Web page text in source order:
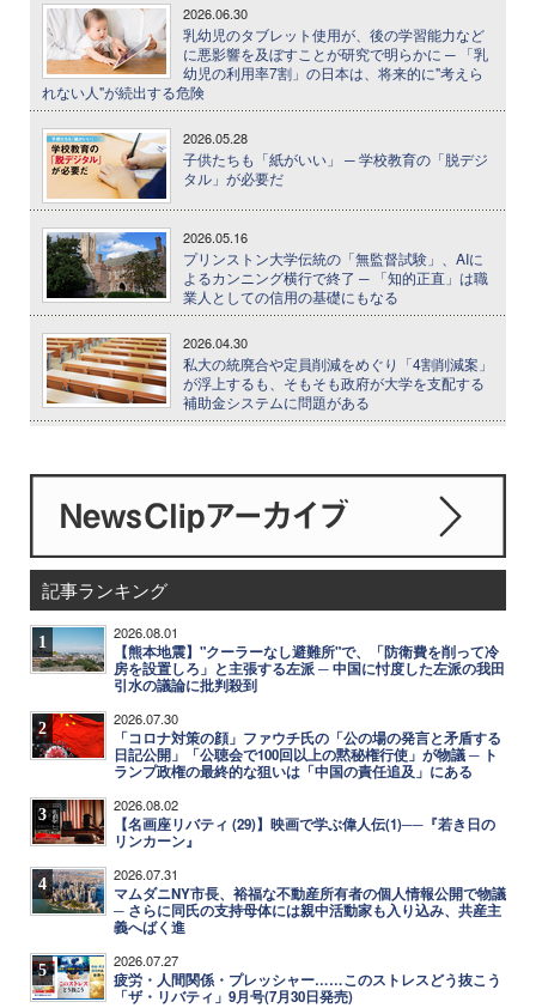
2026.06.30
乳幼児のタブレット使用が、後の学習能力など
に悪影響を及ぼすことが研究で明らかに ─ 「乳
幼児の利用率7割」の日本は、将来的に"考えら
れない人"が続出する危険
2026.05.28
子供たちも「紙がいい」 ─ 学校教育の「脱デジ
タル」が必要だ
2026.05.16
プリンストン大学伝統の「無監督試験」、AIに
よるカンニング横行で終了 ─ 「知的正直」は職
業人としての信用の基礎にもなる
2026.04.30
私大の統廃合や定員削減をめぐり「4割削減案」
が浮上するも、そもそも政府が大学を支配する
補助金システムに問題がある
記事ランキング
1 2026.08.01
【熊本地震】"クーラーなし避難所"で、「防衛費を削って冷
房を設置しろ」と主張する左派 ─ 中国に忖度した左派の我田
引水の議論に批判殺到
2 2026.07.30
「コロナ対策の顔」ファウチ氏の「公の場の発言と矛盾する
日記公開」「公聴会で100回以上の黙秘権行使」が物議 ─ ト
ランプ政権の最終的な狙いは「中国の責任追及」にある
3 2026.08.02
【名画座リバティ (29)】映画で学ぶ偉人伝(1)──『若き日の
リンカーン』
4 2026.07.31
マムダニNY市長、裕福な不動産所有者の個人情報公開で物議
─ さらに同氏の支持母体には親中活動家も入り込み、共産主
義へばく進
5 2026.07.27
疲労・人間関係・プレッシャー……このストレスどう抜こう
「ザ・リバティ」9月号(7月30日発売)